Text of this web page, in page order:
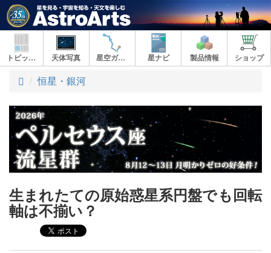
トピックス 天体写真 星空ガイド 星ナビ 製品情報 ショップ
ト
プ
恒星・銀河
生まれたての原始惑星系円盤でも回転
軸は不揃い？